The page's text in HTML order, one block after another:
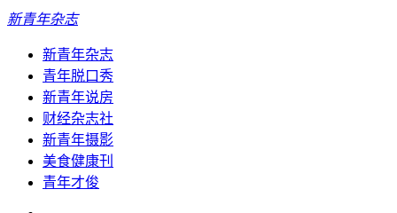
新青年杂志
新青年杂志
青年脱口秀
新青年说房
财经杂志社
新青年摄影
美食健康刊
青年才俊